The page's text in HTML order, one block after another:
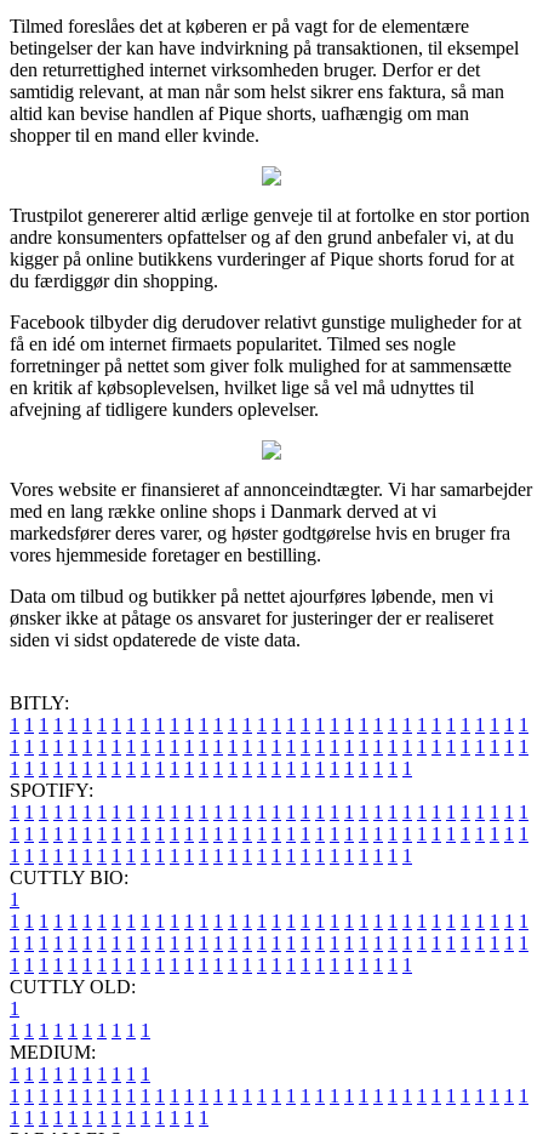
Tilmed foreslåes det at køberen er på vagt for de elementære
betingelser der kan have indvirkning på transaktionen, til eksempel
den returrettighed internet virksomheden bruger. Derfor er det
samtidig relevant, at man når som helst sikrer ens faktura, så man
altid kan bevise handlen af Pique shorts, uafhængig om man
shopper til en mand eller kvinde.
Trustpilot genererer altid ærlige genveje til at fortolke en stor portion
andre konsumenters opfattelser og af den grund anbefaler vi, at du
kigger på online butikkens vurderinger af Pique shorts forud for at
du færdiggør din shopping.
Facebook tilbyder dig derudover relativt gunstige muligheder for at
få en idé om internet firmaets popularitet. Tilmed ses nogle
forretninger på nettet som giver folk mulighed for at sammensætte
en kritik af købsoplevelsen, hvilket lige så vel må udnyttes til
afvejning af tidligere kunders oplevelser.
Vores website er finansieret af annonceindtægter. Vi har samarbejder
med en lang række online shops i Danmark derved at vi
markedsfører deres varer, og høster godtgørelse hvis en bruger fra
vores hjemmeside foretager en bestilling.
Data om tilbud og butikker på nettet ajourføres løbende, men vi
ønsker ikke at påtage os ansvaret for justeringer der er realiseret
siden vi sidst opdaterede de viste data.
BITLY:
1 1 1 1 1 1 1 1 1 1 1 1 1 1 1 1 1 1 1 1 1 1 1 1 1 1 1 1 1 1 1 1 1 1 1 1
1 1 1 1 1 1 1 1 1 1 1 1 1 1 1 1 1 1 1 1 1 1 1 1 1 1 1 1 1 1 1 1 1 1 1 1
1 1 1 1 1 1 1 1 1 1 1 1 1 1 1 1 1 1 1 1 1 1 1 1 1 1 1 1
SPOTIFY:
1 1 1 1 1 1 1 1 1 1 1 1 1 1 1 1 1 1 1 1 1 1 1 1 1 1 1 1 1 1 1 1 1 1 1 1
1 1 1 1 1 1 1 1 1 1 1 1 1 1 1 1 1 1 1 1 1 1 1 1 1 1 1 1 1 1 1 1 1 1 1 1
1 1 1 1 1 1 1 1 1 1 1 1 1 1 1 1 1 1 1 1 1 1 1 1 1 1 1 1
CUTTLY BIO:
1
1 1 1 1 1 1 1 1 1 1 1 1 1 1 1 1 1 1 1 1 1 1 1 1 1 1 1 1 1 1 1 1 1 1 1 1
1 1 1 1 1 1 1 1 1 1 1 1 1 1 1 1 1 1 1 1 1 1 1 1 1 1 1 1 1 1 1 1 1 1 1 1
1 1 1 1 1 1 1 1 1 1 1 1 1 1 1 1 1 1 1 1 1 1 1 1 1 1 1 1
CUTTLY OLD:
1
1 1 1 1 1 1 1 1 1 1
MEDIUM:
1 1 1 1 1 1 1 1 1 1
1 1 1 1 1 1 1 1 1 1 1 1 1 1 1 1 1 1 1 1 1 1 1 1 1 1 1 1 1 1 1 1 1 1 1 1
1 1 1 1 1 1 1 1 1 1 1 1 1 1